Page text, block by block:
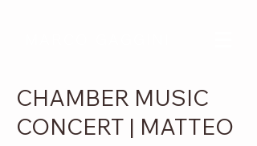
CHAMBER MUSIC
CONCERT | MATTEO